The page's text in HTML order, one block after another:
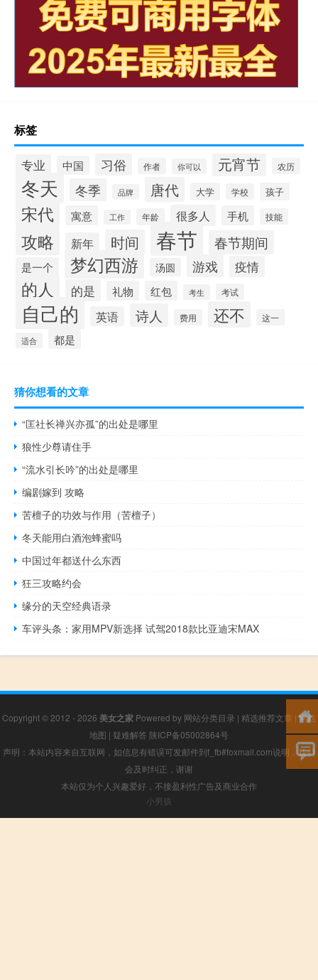
标签
专业 中国 习俗 作者 你可以 元宵节 农历
冬天 冬季 品牌 唐代 大学 学校 孩子
宋代 寓意 工作 年龄 很多人 手机 技能
攻略 新年 时间 春节 春节期间
是一个 梦幻西游 汤圆 游戏 疫情
的人 的是 礼物 红包 考生 考试
自己的 英语 诗人 费用 还不 这一
适合 都是
猜你想看的文章
“匡社长禅兴亦孤”的出处是哪里
狼性少尊请住手
“流水引长吟”的出处是哪里
编剧嫁到 攻略
苦檀子的功效与作用（苦檀子）
冬天能用白酒泡蜂蜜吗
中国过年都送什么东西
狂三攻略约会
缘分的天空经典语录
车评头条：家用MPV新选择 试驾2018款比亚迪宋MAX
Copyright © 2012 - 2026 美女之家 Powered by 网站分类目录 | 精选推荐文章 |网站
地图 | 疑难解答 陕ICP备05002864号
声明：本站内容来自互联网，如信息有错误可发邮件到f_fb#foxmail.com说明，我们
会及时纠正，谢谢
本站仅为个人兴趣爱好，不接盈利性广告及商业合作
小男孩